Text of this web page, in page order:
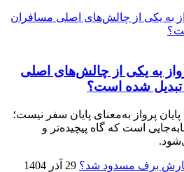
به یکی از چالش‌های اصلی
تبدیل شده است؟
پرواز به‌معنای پایان سفر نیست؛
است که گاه پیچیده‌تر و
29 آذر 1404